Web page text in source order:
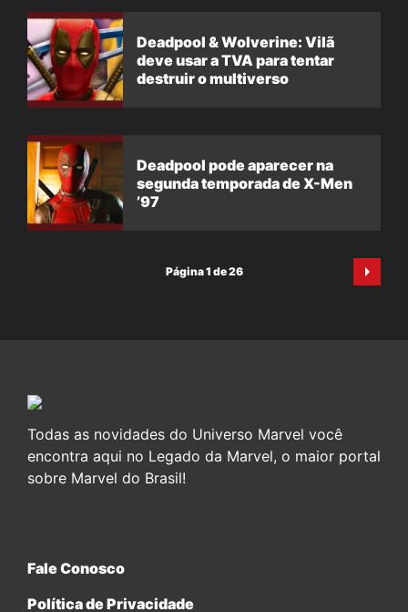
Deadpool & Wolverine: Vilã
deve usar a TVA para tentar
destruir o multiverso
Deadpool pode aparecer na
segunda temporada de X-Men
’97
Página 1 de 26
Todas as novidades do Universo Marvel você
encontra aqui no Legado da Marvel, o maior portal
sobre Marvel do Brasil!
Fale Conosco
Política de Privacidade